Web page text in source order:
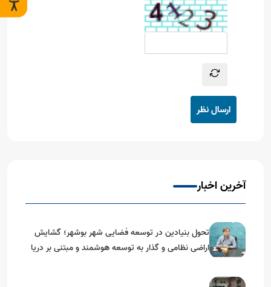
ارسال نظر
آخرین اخبار
تحول بنیادین در توسعه فضایی شهر بوشهر؛ گشایش
اراضی نظامی و گذار به توسعه هوشمند و مبتنی بر دریا